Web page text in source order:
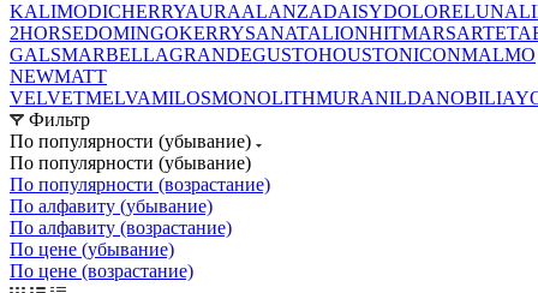
KALIMODICHERRYAURAALANZADAISYDOLORELUNA
2HORSEDOMINGOKERRYSANATALIONHITMARSARTE
GALSMARBELLAGRANDEGUSTOHOUSTONICONMALMO
NEWMATT
VELVETMELVAMILOSMONOLITHMURANILDANOBILIA
Фильтр
По популярности (убывание)
По популярности (убывание)
По популярности (возрастание)
По алфавиту (убывание)
По алфавиту (возрастание)
По цене (убывание)
По цене (возрастание)